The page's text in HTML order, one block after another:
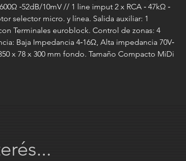
‐52dB/10mV // 1 line imput 2 x RCA ‐ 47kΩ ‐
selector micro. y línea. Salida auxiliar: 1
Terminales euroblock. Control de zonas: 4
Baja Impedancia 4‐16Ω, Alta impedancia 70V‐
x 78 x 300 mm fondo. Tamaño Compacto MiDi